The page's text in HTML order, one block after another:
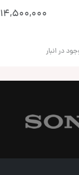
14,500,000
در انبار